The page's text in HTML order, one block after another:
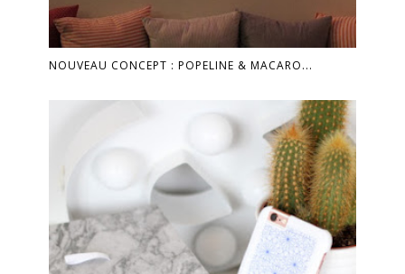
NOUVEAU CONCEPT : POPELINE & MACARO...